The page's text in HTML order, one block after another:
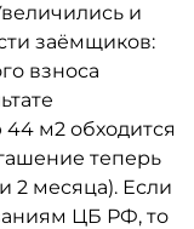
и
заёмщиков:
взноса
м2 обходится
теперь
2 месяца). Если
ЦБ РФ, то